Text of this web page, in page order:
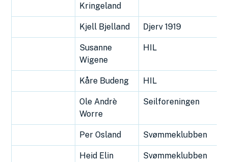
Kringeland
Kjell Bjelland Djerv 1919
Susanne
Wigene
HIL
Kåre Budeng HIL
Ole Andrè
Worre
Seilforeningen
Per Osland Svømmeklubben
Heid Elin
Svømmeklubben